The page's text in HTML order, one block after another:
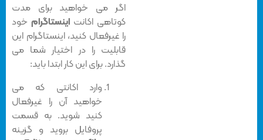
اگر می خواهید برای مدت
کوتاهی اکانتاینستاگرامخود
را غیرفعال کنید، اینستاگرام این
قابلیت را در اختیار شما می
گذارد. برای این کار ابتدا باید:
وارد اکانتی که می
خواهید آن را غیرفعال
کنید شوید. به قسمت
پروفایل بروید و گزینه